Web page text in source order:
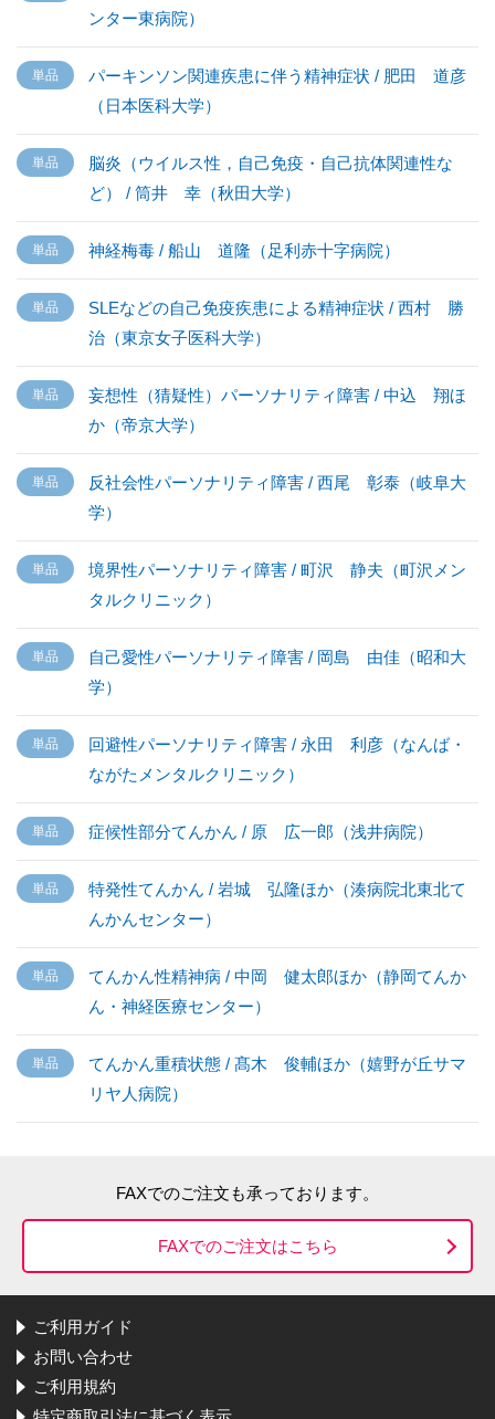
ンター東病院）
パーキンソン関連疾患に伴う精神症状 / 肥田 道彦
（日本医科大学）
脳炎（ウイルス性，自己免疫・自己抗体関連性な
ど） / 筒井 幸（秋田大学）
神経梅毒 / 船山 道隆（足利赤十字病院）
SLEなどの自己免疫疾患による精神症状 / 西村 勝
治（東京女子医科大学）
妄想性（猜疑性）パーソナリティ障害 / 中込 翔ほ
か（帝京大学）
反社会性パーソナリティ障害 / 西尾 彰泰（岐阜大
学）
境界性パーソナリティ障害 / 町沢 静夫（町沢メン
タルクリニック）
自己愛性パーソナリティ障害 / 岡島 由佳（昭和大
学）
回避性パーソナリティ障害 / 永田 利彦（なんば・
ながたメンタルクリニック）
症候性部分てんかん / 原 広一郎（浅井病院）
特発性てんかん / 岩城 弘隆ほか（湊病院北東北て
んかんセンター）
てんかん性精神病 / 中岡 健太郎ほか（静岡てんか
ん・神経医療センター）
てんかん重積状態 / 髙木 俊輔ほか（嬉野が丘サマ
リヤ人病院）
FAXでのご注文も承っております。
FAXでのご注文はこちら
ご利用ガイド
お問い合わせ
ご利用規約